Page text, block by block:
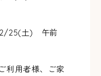
25(土) 午前
利用者様、ご家